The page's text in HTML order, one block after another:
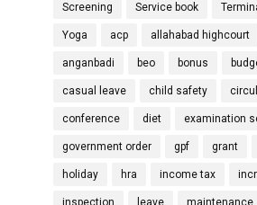
Screening Service book
Yoga acp allahabad highcourt
anganbadi beo bonus
casual leave child safety
conference diet examination
government order gpf grant
holiday hra income tax
inspection leave maintenance